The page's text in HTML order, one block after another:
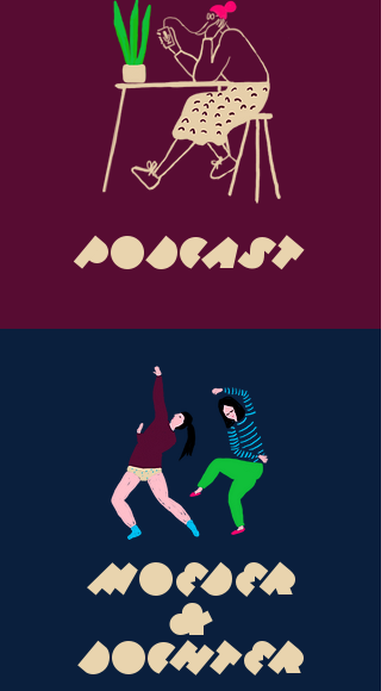
PODCAST
MOEDER
&
DOCHTER